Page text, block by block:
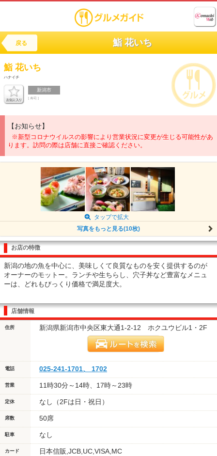
戻る 鮨 花いち
鮨 花いち
ハナイチ
新潟市
[ 寿司 ]
【お知らせ】
※新型コロナウイルスの影響により営業状況に変更が生じる可能性があ
ります。訪問の際は店舗に直接ご確認ください。
タップで拡大
写真をもっと見る(10枚)
お店の特徴
新潟の地の魚を中心に、美味しくて良質なものを安く提供するのが
オーナーのモットー。ランチや生ちらし、穴子丼など豊富なメニュ
ーは、どれもびっくり価格で満足度大。
店舗情報
住所 新潟県新潟市中央区東大通1-2-12 ホクユウビル1・2F
電話 025-241-1701、 1702
営業 11時30分～14時、17時～23時
定休 なし（2Fは日・祝日）
席数 50席
駐車 なし
カード 日本信販,JCB,UC,VISA,MC